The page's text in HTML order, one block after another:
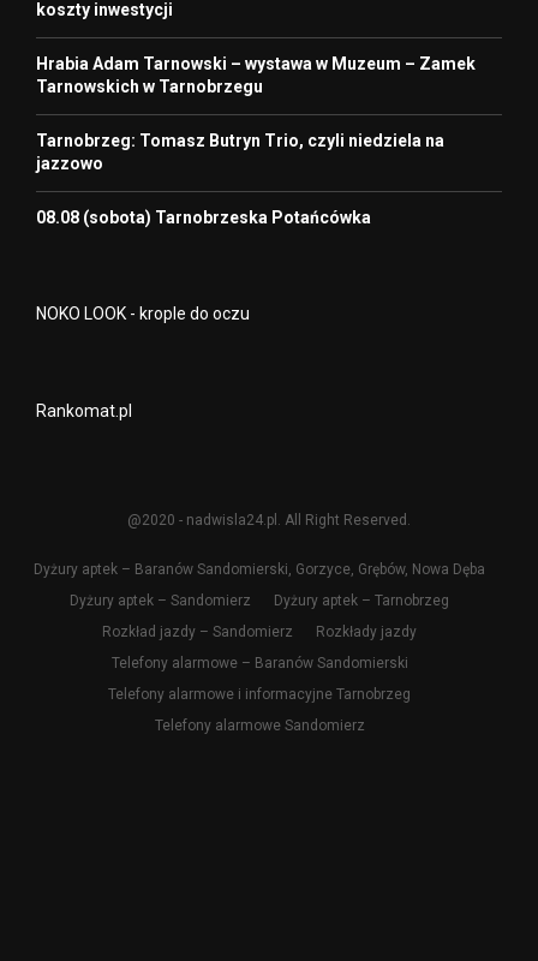
koszty inwestycji
Hrabia Adam Tarnowski – wystawa w Muzeum – Zamek
Tarnowskich w Tarnobrzegu
Tarnobrzeg: Tomasz Butryn Trio, czyli niedziela na
jazzowo
08.08 (sobota) Tarnobrzeska Potańcówka
NOKO LOOK - krople do oczu
Rankomat.pl
@2020 - nadwisla24.pl. All Right Reserved.
Dyżury aptek – Baranów Sandomierski, Gorzyce, Grębów, Nowa Dęba
Dyżury aptek – Sandomierz
Dyżury aptek – Tarnobrzeg
Rozkład jazdy – Sandomierz
Rozkłady jazdy
Telefony alarmowe – Baranów Sandomierski
Telefony alarmowe i informacyjne Tarnobrzeg
Telefony alarmowe Sandomierz